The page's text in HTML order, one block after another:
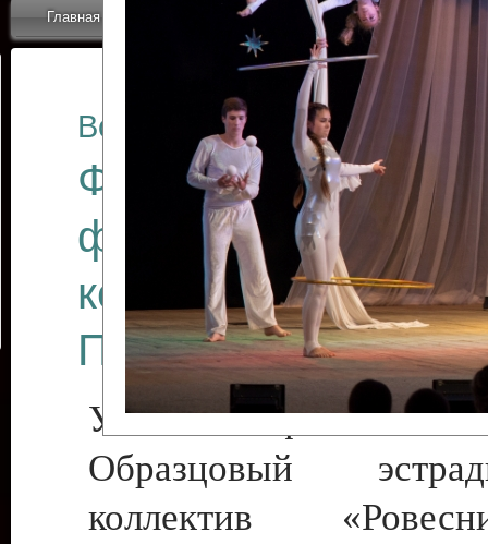
Главная Коллективы Новости
ОТЧЕТЫ ГКЦ
Все отчеты
Финал
фестиваля
коллективов
Приднестровского
Участники фестиваля:
Образцовый
коллектив